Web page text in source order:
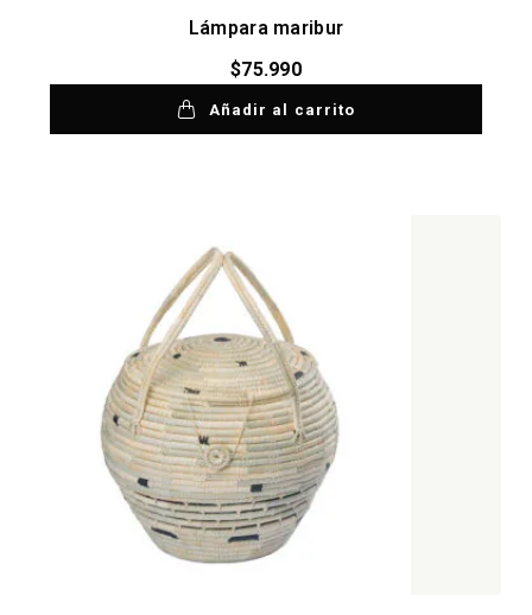
Lámpara maribur
$75.990
Añadir al carrito